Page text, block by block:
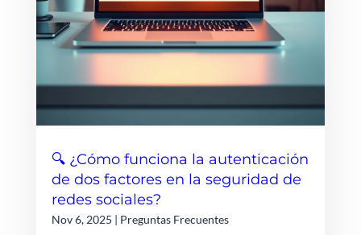
🔍 ¿Cómo funciona la autenticación
de dos factores en la seguridad de
redes sociales?
Nov 6, 2025 | Preguntas Frecuentes